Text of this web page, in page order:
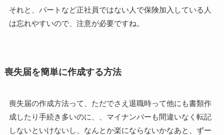
それと、パートなど正社員ではない人で保険加入している人
は忘れやすいので、注意が必要ですね。
喪失届を簡単に作成する方法
喪失届の作成方法って、ただでさえ退職時って他にも書類作
成したり手続き多いのに、、マイナンバーも間違いなく転記
しないといけないし、なんとか楽にならないかなあと、ずー